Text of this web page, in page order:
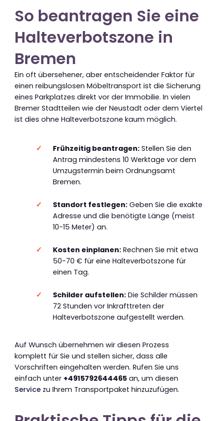
So beantragen Sie eine
Halteverbotszone in
Bremen
Ein oft übersehener, aber entscheidender Faktor für
einen reibungslosen Möbeltransport ist die Sicherung
eines Parkplatzes direkt vor der Immobilie. In vielen
Bremer Stadtteilen wie der Neustadt oder dem Viertel
ist dies ohne Halteverbotszone kaum möglich.
Frühzeitig beantragen:Stellen Sie den
Antrag mindestens 10 Werktage vor dem
Umzugstermin beim Ordnungsamt
Bremen.
Standort festlegen:Geben Sie die exakte
Adresse und die benötigte Länge (meist
10-15 Meter) an.
Kosten einplanen:Rechnen Sie mit etwa
50-70 € für eine Halteverbotszone für
einen Tag.
Schilder aufstellen:Die Schilder müssen
72 Stunden vor Inkrafttreten der
Halteverbotszone aufgestellt werden.
Auf Wunsch übernehmen wir diesen Prozess
komplett für Sie und stellen sicher, dass alle
Vorschriften eingehalten werden. Rufen Sie uns
einfach unter +4915792644465 an, um diesen
Service zu Ihrem Transportpaket hinzuzufügen.